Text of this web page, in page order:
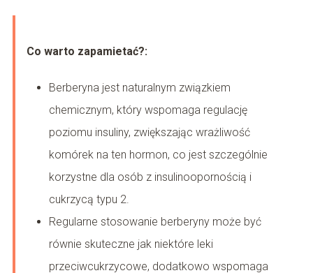
Co warto zapamietać?:
Berberyna jest naturalnym związkiem
chemicznym, który wspomaga regulację
poziomu insuliny, zwiększając wrażliwość
komórek na ten hormon, co jest szczególnie
korzystne dla osób z insulinoopornością i
cukrzycą typu 2.
Regularne stosowanie berberyny może być
równie skuteczne jak niektóre leki
przeciwcukrzycowe, dodatkowo wspomaga